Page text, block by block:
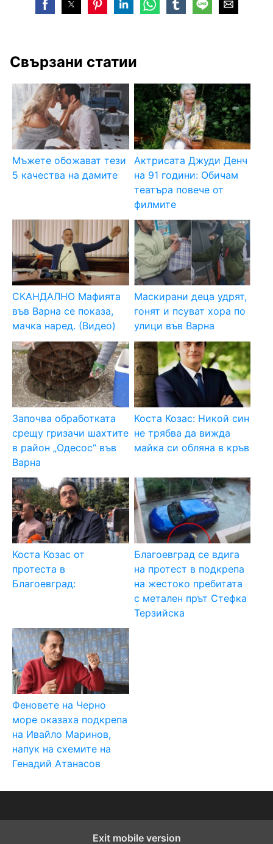
Свързани статии
Мъжете обожават тези
5 качества на дамите
Актрисата Джуди Денч
на 91 години: Обичам
театъра повече от
филмите
СКАНДАЛНО Мафията
във Варна се показа,
мачка наред. (Видео)
Маскирани деца удрят,
гонят и псуват хора по
улици във Варна
Започва обработката
срещу гризачи шахтите
в район „Одесос“ във
Варна
Коста Козас: Никой син
не трябва да вижда
майка си обляна в кръв
Коста Козас от
протеста в
Благоевград:
Благоевград се вдига
на протест в подкрепа
на жестоко пребитата
с метален прът Стефка
Терзийска
Феновете на Черно
море оказаха подкрепа
на Ивайло Маринов,
напук на схемите на
Генадий Атанасов
Exit mobile version